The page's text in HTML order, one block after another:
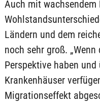
Auch mit
Ländern und dem
noch sehr groß.
Perspektive haben
Krankenhäuser
Migrationseffekt